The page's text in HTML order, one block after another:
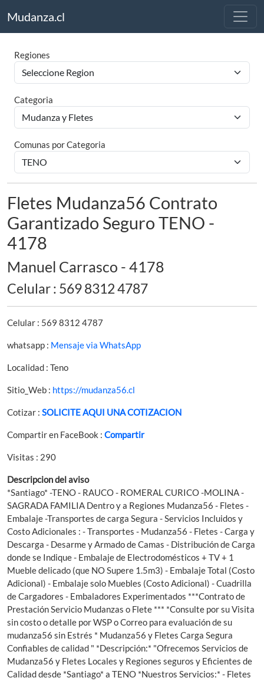
Mudanza.cl
Regiones
Categoria
Comunas por Categoria
Fletes Mudanza56 Contrato
Garantizado Seguro TENO -
4178
Manuel Carrasco - 4178
Celular : 569 8312 4787
Celular : 569 8312 4787
whatsapp : Mensaje via WhatsApp
Localidad : Teno
Sitio_Web : https://mudanza56.cl
Cotizar : SOLICITE AQUI UNA COTIZACION
Compartir en FaceBook : Compartir
Visitas : 290
Descripcion del aviso
*Santiago* -TENO - RAUCO - ROMERAL CURICO -MOLINA -
SAGRADA FAMILIA Dentro y a Regiones Mudanza56 - Fletes -
Embalaje -Transportes de carga Segura - Servicios Incluidos y
Costo Adicionales : - Transportes - Mudanza56 - Fletes - Carga y
Descarga - Desarme y Armado de Camas - Distribución de Carga
donde se Indique - Embalaje de Electrodomésticos + TV + 1
Mueble delicado (que NO Supere 1.5m3) - Embalaje Total (Costo
Adicional) - Embalaje solo Muebles (Costo Adicional) - Cuadrilla
de Cargadores - Embaladores Experimentados ***Contrato de
Prestación Servicio Mudanzas o Flete *** *Consulte por su Visita
sin costo o detalle por WSP o Correo para evaluación de su
mudanza56 sin Estrés * Mudanza56 y Fletes Carga Segura
Confiables de calidad " *Descripción:* "Ofrecemos Servicios de
Mudanza56 y Fletes Locales y Regiones seguros y Eficientes de
Calidad desde *Santiago* a TENO *Nuestros Servicios:* - Fletes